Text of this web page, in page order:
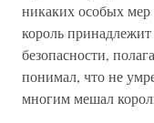
никаких особых мер
король
безопасности,
понимал, что не
многим мешал